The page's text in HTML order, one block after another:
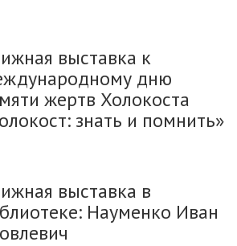
выставка к
дню
жертв Холокоста
знать и помнить»
выставка в
Науменко Иван